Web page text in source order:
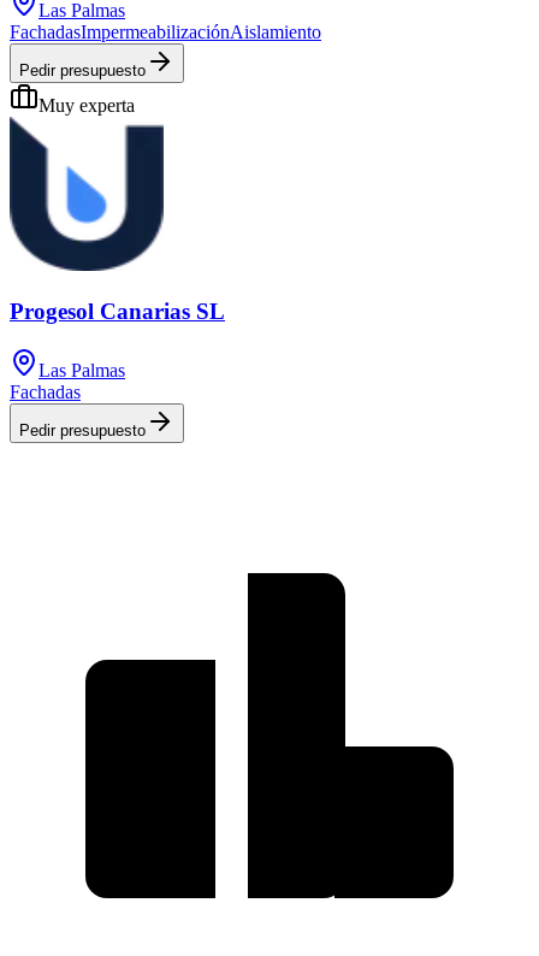
Las Palmas
FachadasImpermeabilizaciónAislamiento
Pedir presupuesto
Muy experta
Progesol Canarias SL
Las Palmas
Fachadas
Pedir presupuesto